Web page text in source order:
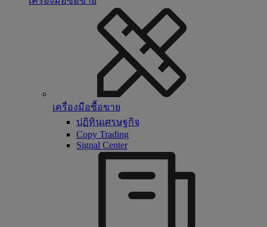
เครื่องมือซื้อขาย
ปฏิทินเศรษฐกิจ
Copy Trading
Signal Center